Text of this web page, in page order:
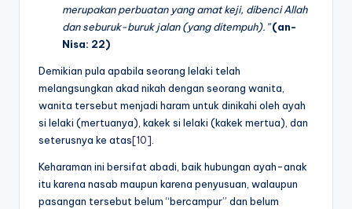
merupakan perbuatan yang amat keji, dibenci Allah
dan seburuk-buruk jalan (yang ditempuh).”(an-
Nisa: 22)
Demikian pula apabila seorang lelaki telah
melangsungkan akad nikah dengan seorang wanita,
wanita tersebut menjadi haram untuk dinikahi oleh ayah
si lelaki (mertuanya), kakek si lelaki (kakek mertua), dan
seterusnya ke atas[10].
Keharaman ini bersifat abadi, baik hubungan ayah-anak
itu karena nasab maupun karena penyusuan, walaupun
pasangan tersebut belum “bercampur” dan belum